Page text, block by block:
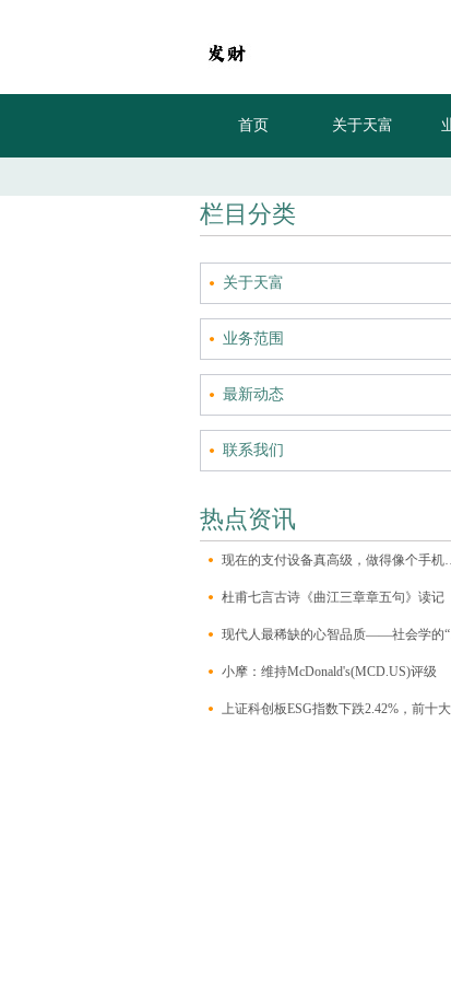
首页 关于天富
栏目分类
关于天富
业务范围
最新动态
联系我们
热点资讯
现在的支付设备真高级
杜甫七言古诗《曲江三章章五句》读记
小摩：维持McDonald's(MCD.US)评级